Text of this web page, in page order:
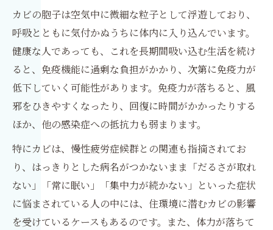
カビの胞子は空気中に微細な粒子として浮遊しており、
呼吸とともに気付かぬうちに体内に入り込んでいます。
健康な人であっても、これを長期間吸い込む生活を続け
ると、免疫機能に過剰な負担がかかり、次第に免疫力が
低下していく可能性があります。免疫力が落ちると、風
邪をひきやすくなったり、回復に時間がかかったりする
ほか、他の感染症への抵抗力も弱まります。
特にカビは、慢性疲労症候群との関連も指摘されてお
り、はっきりとした病名がつかないまま「だるさが取れ
ない」「常に眠い」「集中力が続かない」といった症状
に悩まされている人の中には、住環境に潜むカビの影響
を受けているケースもあるのです。また、体力が落ちて